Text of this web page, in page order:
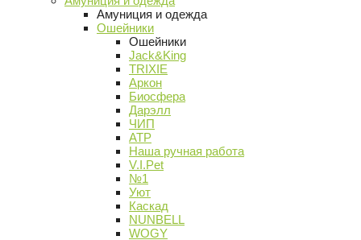
Амуниция и одежда
Ошейники
Ошейники
Jack&King
TRIXIE
Аркон
Биосфера
Дарэлл
ЧИП
АТР
Наша ручная работа
V.I.Pet
№1
Уют
Каскад
NUNBELL
WOGY